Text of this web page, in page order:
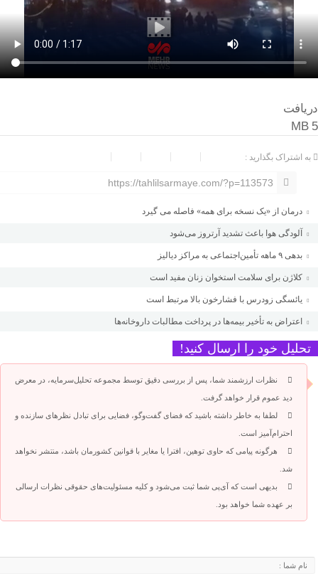
دریافت
5 MB
به اشتراک بگذارید :
https://tahlilsarmaye.com/?p=113573
درمان از «یک نسخه برای همه» فاصله می گیرد
آلودگی هوا باعث تشدید آرتروز می‌شود
بدهی ۹ ماهه تأمین‌اجتماعی به مراکز دیالیز
کلاژن برای سلامت استخوان زنان مفید است
یائسگی زودرس با فشارخون بالا مرتبط است
اعتراض به تأخیر بیمه‌ها در پرداخت مطالبات داروخانه‌ها
تحلیل خود را ارسال کنید!
نظرات ارزشمند شما، پس از بررسی دقیق توسط مجموعه تحلیل‌سرمایه، در معرض
دید عموم قرار خواهد گرفت.
لطفا به خاطر داشته باشید که فضای گفت‌وگو، فضایی برای تبادل نظرهای سازنده و
احترام‌آمیز است.
هرگونه پیامی که حاوی توهین، افترا یا مغایر با قوانین کشورمان باشد، منتشر نخواهد
شد.
بدیهی است که آی‌پی شما ثبت می‌شود و کلیه مسئولیت‌های حقوقی نظرات ارسالی
بر عهده شما خواهد بود.